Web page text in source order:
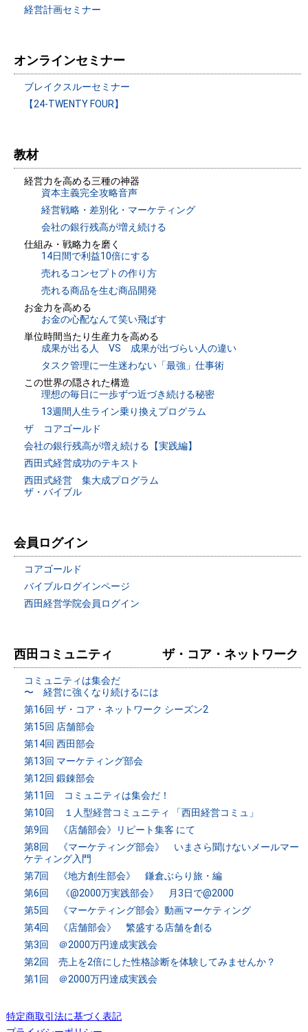
経営計画セミナー
オンラインセミナー
ブレイクスルーセミナー
【24-TWENTY FOUR】
教材
経営力を高める三種の神器
資本主義完全攻略音声
経営戦略・差別化・マーケティング
会社の銀行残高が増え続ける
仕組み・戦略力を磨く
14日間で利益10倍にする
売れるコンセプトの作り方
売れる商品を生む商品開発
お金力を高める
お金の心配なんて笑い飛ばす
単位時間当たり生産力を高める
成果が出る人 VS 成果が出づらい人の違い
タスク管理に一生迷わない「最強」仕事術
この世界の隠された構造
理想の毎日に一歩ずつ近づき続ける秘密
13週間人生ライン乗り換えプログラム
ザ コアゴールド
会社の銀行残高が増え続ける【実践編】
西田式経営成功のテキスト
西田式経営 集大成プログラム
ザ・バイブル
会員ログイン
コアゴールド
バイブルログインページ
西田経営学院会員ログイン
西田コミュニティ ザ・コア・ネットワーク
コミュニティは集会だ
〜 経営に強くなり続けるには
第16回 ザ・コア・ネットワーク シーズン2
第15回 店舗部会
第14回 西田部会
第13回 マーケティング部会
第12回 鍛錬部会
第11回 コミュニティは集会だ！
第10回 １人型経営コミュニティ 「西田経営コミュ」
第9回 《店舗部会》リピート集客 にて
第8回 《マーケティング部会》 いまさら聞けないメールマー
ケティング入門
第7回 《地方創生部会》 鎌倉ぶらり旅・編
第6回 《@2000万実践部会》 月3日で@2000
第5回 《マーケティング部会》動画マーケティング
第4回 《店舗部会》 繁盛する店舗を創る
第3回 ＠2000万円達成実践会
第2回 売上を2倍にした性格診断を体験してみませんか？
第1回 ＠2000万円達成実践会
特定商取引法に基づく表記